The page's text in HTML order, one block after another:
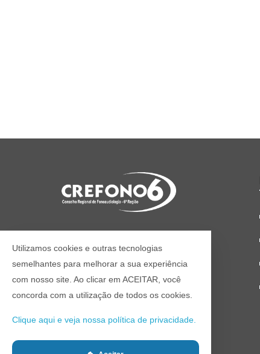
Regional de Fonoaudiologia 6°
Utilizamos cookies e outras tecnologias
semelhantes para melhorar a sua experiência
com nosso site. Ao clicar em ACEITAR, você
concorda com a utilização de todos os cookies.
Clique aqui e veja nossa política de privacidade.